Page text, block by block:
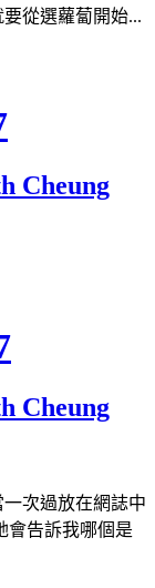
從選蘿蔔開始...
Cheung
Cheung
次過放在網誌中
會告訴我哪個是